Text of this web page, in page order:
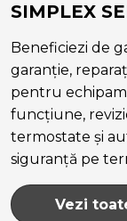
SIMPLEX
Beneficiezi de
garanție,
pentru
funcțiune,
termostate și
siguranță pe
Vezi